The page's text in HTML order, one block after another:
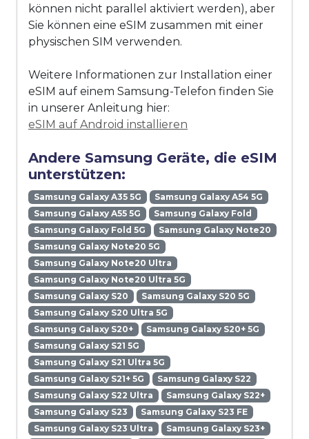
können nicht parallel aktiviert werden), aber
Sie können eine eSIM zusammen mit einer
physischen SIM verwenden.
Weitere Informationen zur Installation einer
eSIM auf einem Samsung-Telefon finden Sie
in unserer Anleitung hier:
eSIM auf Android installieren
Andere Samsung Geräte, die eSIM
unterstützen:
Samsung Galaxy A35 5G
Samsung Galaxy A54 5G
Samsung Galaxy A55 5G
Samsung Galaxy Fold
Samsung Galaxy Fold 5G
Samsung Galaxy Note20
Samsung Galaxy Note20 5G
Samsung Galaxy Note20 Ultra
Samsung Galaxy Note20 Ultra 5G
Samsung Galaxy S20
Samsung Galaxy S20 5G
Samsung Galaxy S20 Ultra 5G
Samsung Galaxy S20+
Samsung Galaxy S20+ 5G
Samsung Galaxy S21 5G
Samsung Galaxy S21 Ultra 5G
Samsung Galaxy S21+ 5G
Samsung Galaxy S22
Samsung Galaxy S22 Ultra
Samsung Galaxy S22+
Samsung Galaxy S23
Samsung Galaxy S23 FE
Samsung Galaxy S23 Ultra
Samsung Galaxy S23+